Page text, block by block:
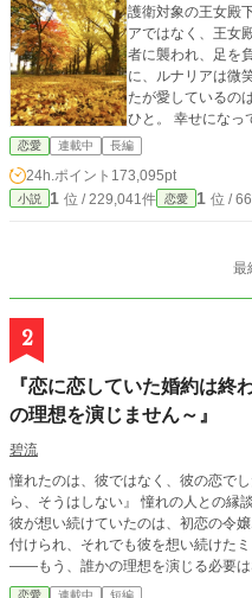
護衛対象の王女殿
アではなく、王女
者に襲われ、足を
に、ルナリアは微笑んだ。 「もう終わりに
たが愛しているのは王女殿下だ
ひと。 幸せになっ
うか。
恋愛 連載中 長編
24h.ポイント 173,095pt
小説 1 位 / 229,041件 恋愛 1 位 /
最
2
『恋に恋していた婚約は終
の理想を演じません～』
碧流
憧れたのは、彼ではなく、彼の恋でした。 『エーデルを見習え』 『エ
ら、そうはしない』 憧れの人との縁
彼が想い続けていたのは、初恋の令
付けられ、それでも彼を想い続けた
――もう、誰かの理想を演じる必要は